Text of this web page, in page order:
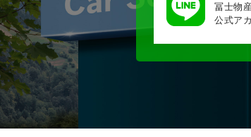
冨士物
公式ア